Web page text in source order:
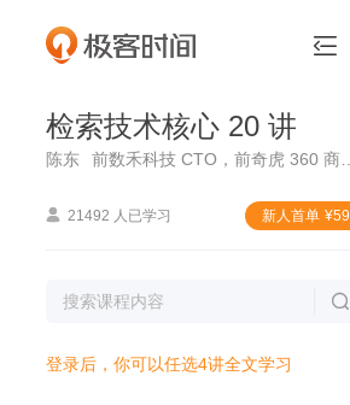

检索技术核心 20 讲
陈东
 21492 人已学习 新⼈⾸单 ¥59

登录后，你可以任选4讲全文学习
 检索技术核心 20 讲